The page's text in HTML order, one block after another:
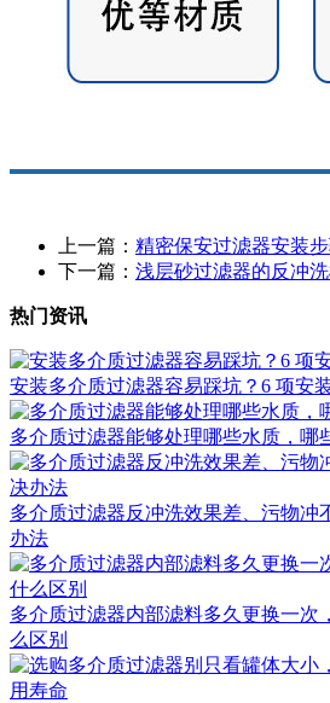
上一篇： 精密保安过滤器安装
下一篇： 浅层砂过滤器的反冲
热门资讯
安装多介质过滤器容易踩坑？6 项安
多介质过滤器能够处理哪些水质，哪
多介质过滤器反冲洗效果差、污物冲
办法
多介质过滤器内部滤料多久更换一次
么区别